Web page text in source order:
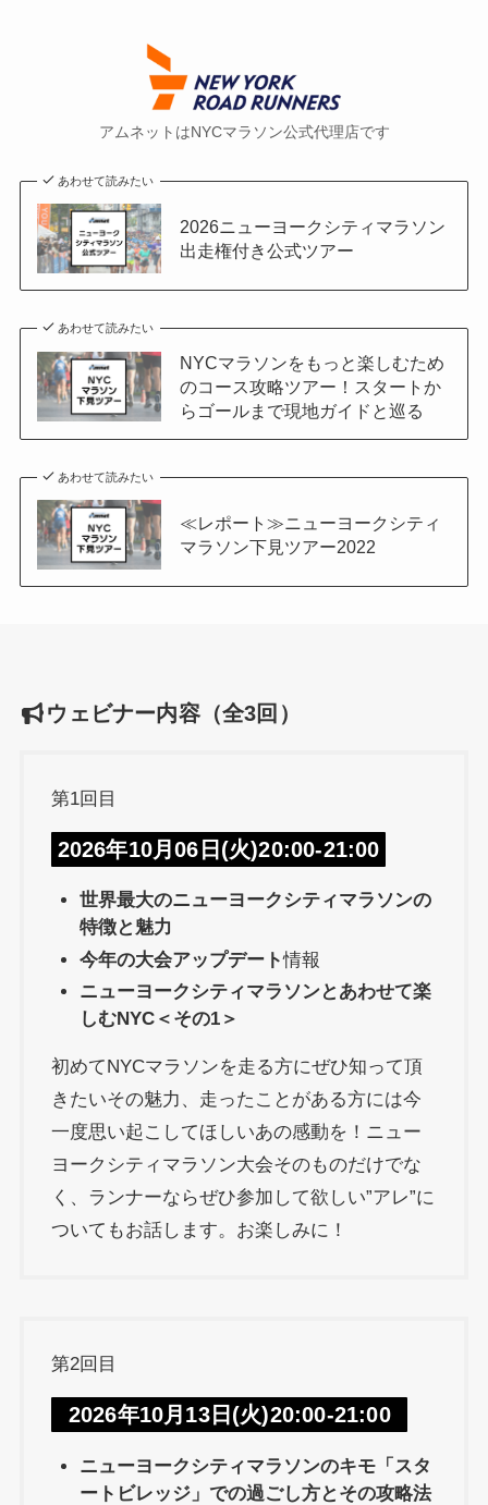
アムネットはNYCマラソン公式代理店です
あわせて読みたい
2026ニューヨークシティマラソン
出走権付き公式ツアー
あわせて読みたい
NYCマラソンをもっと楽しむため
のコース攻略ツアー！スタートか
らゴールまで現地ガイドと巡る
あわせて読みたい
≪レポート≫ニューヨークシティ
マラソン下見ツアー2022
ウェビナー内容（全3回）
第1回目
2026年10月06日(火)20:00-21:00
世界最大のニューヨークシティマラソンの
特徴と魅力
今年の大会アップデート情報
ニューヨークシティマラソンとあわせて楽
しむNYC＜その1＞
初めてNYCマラソンを走る方にぜひ知って頂
きたいその魅力、走ったことがある方には今
一度思い起こしてほしいあの感動を！ニュー
ヨークシティマラソン大会そのものだけでな
く、ランナーならぜひ参加して欲しい”アレ”に
ついてもお話します。お楽しみに！
第2回目
2026年10月13日(火)20:00-21:00
ニューヨークシティマラソンのキモ「スタ
ートビレッジ」での過ごし方とその攻略法